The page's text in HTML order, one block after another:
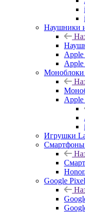
Наушники
Apple
Моноблоки
Игрушки
Смартфоны
Google Pixel